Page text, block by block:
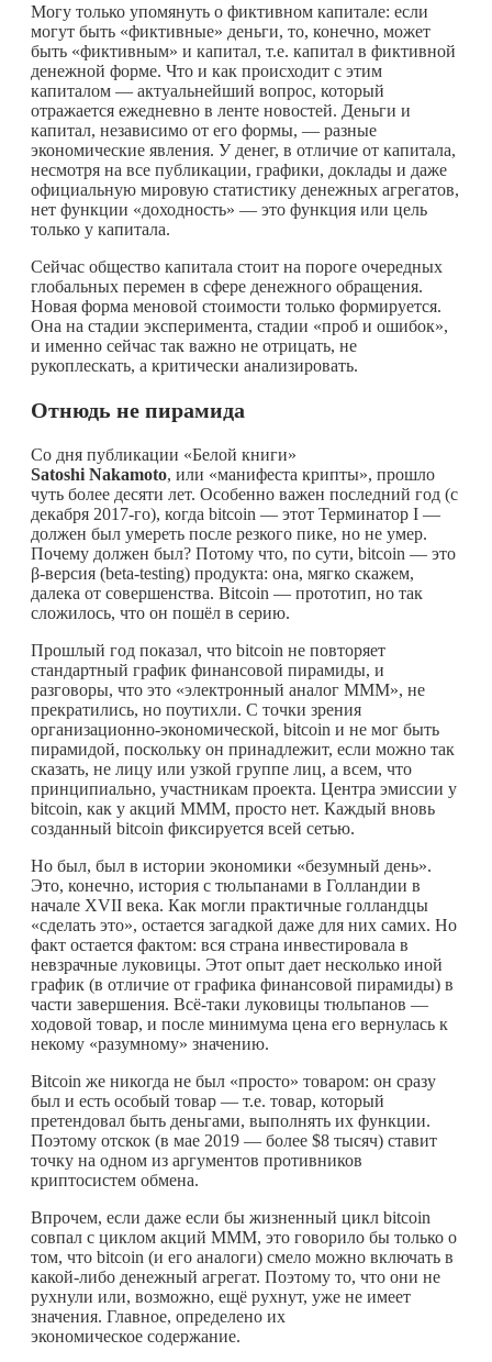
Могу только упомянуть о фиктивном капитале: если
могут быть «фиктивные» деньги, то, конечно, может
быть «фиктивным» и капитал, т.е. капитал в фиктивной
денежной форме. Что и как происходит с этим
капиталом — актуальнейший вопрос, который
отражается ежедневно в ленте новостей. Деньги и
капитал, независимо от его формы, — разные
экономические явления. У денег, в отличие от капитала,
несмотря на все публикации, графики, доклады и даже
официальную мировую статистику денежных агрегатов,
нет функции «доходность» — это функция или цель
только у капитала.
Сейчас общество капитала стоит на пороге очередных
глобальных перемен в сфере денежного обращения.
Новая форма меновой стоимости только формируется.
Она на стадии эксперимента, стадии «проб и ошибок»,
и именно сейчас так важно не отрицать, не
рукоплескать, а критически анализировать.
Отнюдь не пирамида
Со дня публикации «Белой книги»
Satoshi Nakamoto, или «манифеста крипты», прошло
чуть более десяти лет. Особенно важен последний год (с
декабря 2017-го), когда bitcoin — этот Терминатор I —
должен был умереть после резкого пике, но не умер.
Почему должен был? Потому что, по сути, bitcoin — это
β-версия (beta-testing) продукта: она, мягко скажем,
далека от совершенства. Bitcoin — прототип, но так
сложилось, что он пошёл в серию.
Прошлый год показал, что bitcoin не повторяет
стандартный график финансовой пирамиды, и
разговоры, что это «электронный аналог МММ», не
прекратились, но поутихли. С точки зрения
организационно-экономической, bitcoin и не мог быть
пирамидой, поскольку он принадлежит, если можно так
сказать, не лицу или узкой группе лиц, а всем, что
принципиально, участникам проекта. Центра эмиссии у
bitcoin, как у акций МММ, просто нет. Каждый вновь
созданный bitcoin фиксируется всей сетью.
Но был, был в истории экономики «безумный день».
Это, конечно, история с тюльпанами в Голландии в
начале XVII века. Как могли практичные голландцы
«сделать это», остается загадкой даже для них самих. Но
факт остается фактом: вся страна инвестировала в
невзрачные луковицы. Этот опыт дает несколько иной
график (в отличие от графика финансовой пирамиды) в
части завершения. Всё-таки луковицы тюльпанов —
ходовой товар, и после минимума цена его вернулась к
некому «разумному» значению.
Bitcoin же никогда не был «просто» товаром: он сразу
был и есть особый товар — т.е. товар, который
претендовал быть деньгами, выполнять их функции.
Поэтому отскок (в мае 2019 — более $8 тысяч) ставит
точку на одном из аргументов противников
криптосистем обмена.
Впрочем, если даже если бы жизненный цикл bitcoin
совпал с циклом акций МММ, это говорило бы только о
том, что bitcoin (и его аналоги) смело можно включать в
какой-либо денежный агрегат. Поэтому то, что они не
рухнули или, возможно, ещё рухнут, уже не имеет
значения. Главное, определено их
экономическое содержание.